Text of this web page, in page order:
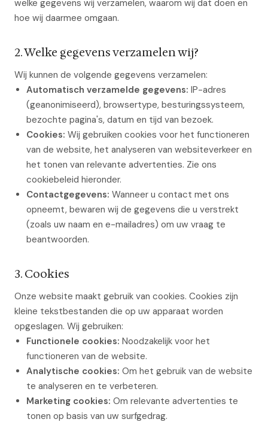
welke gegevens wij verzamelen, waarom wij dat doen en
hoe wij daarmee omgaan.
2. Welke gegevens verzamelen wij?
Wij kunnen de volgende gegevens verzamelen:
Automatisch verzamelde gegevens: IP-adres
(geanonimiseerd), browsertype, besturingssysteem,
bezochte pagina's, datum en tijd van bezoek.
Cookies: Wij gebruiken cookies voor het functioneren
van de website, het analyseren van websiteverkeer en
het tonen van relevante advertenties. Zie ons
cookiebeleid hieronder.
Contactgegevens: Wanneer u contact met ons
opneemt, bewaren wij de gegevens die u verstrekt
(zoals uw naam en e-mailadres) om uw vraag te
beantwoorden.
3. Cookies
Onze website maakt gebruik van cookies. Cookies zijn
kleine tekstbestanden die op uw apparaat worden
opgeslagen. Wij gebruiken:
Functionele cookies: Noodzakelijk voor het
functioneren van de website.
Analytische cookies: Om het gebruik van de website
te analyseren en te verbeteren.
Marketing cookies: Om relevante advertenties te
tonen op basis van uw surfgedrag.